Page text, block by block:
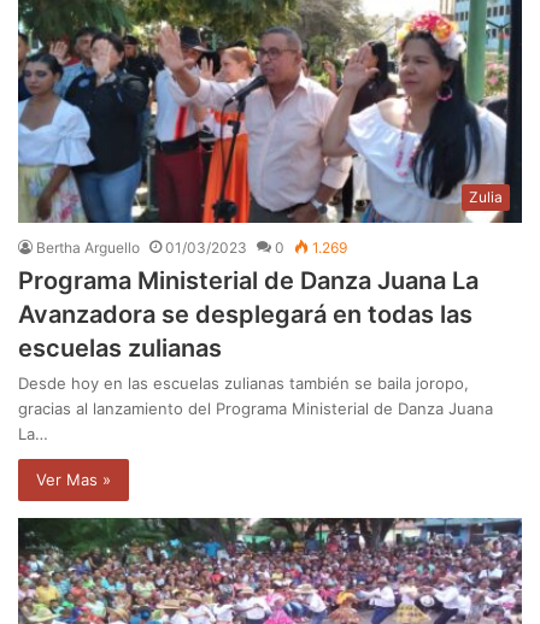
Zulia
Bertha Arguello 01/03/2023 0 1.269
Programa Ministerial de Danza Juana La
Avanzadora se desplegará en todas las
escuelas zulianas
Desde hoy en las escuelas zulianas también se baila joropo,
gracias al lanzamiento del Programa Ministerial de Danza Juana
La…
Ver Mas »